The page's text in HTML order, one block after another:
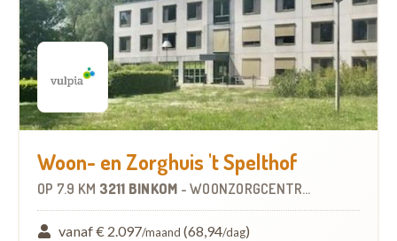
Woon- en Zorghuis 't Spelthof
OP 7.9 KM 3211 BINKOM - WOONZORGCENTRUM (WZC)
vanaf € 2.097/maand (68,94/dag)